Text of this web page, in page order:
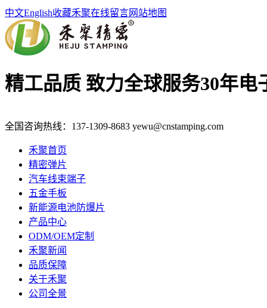
中文English收藏禾聚在线留言网站地图
精工品质 致力全球服务30年电
全国咨询热线： 137-1309-8683 yewu@cnstamping.com
禾聚首页
精密弹片
汽车线束端子
五金手板
新能源电池防爆片
产品中心
ODM/OEM定制
禾聚新闻
品质保障
关于禾聚
公司全景